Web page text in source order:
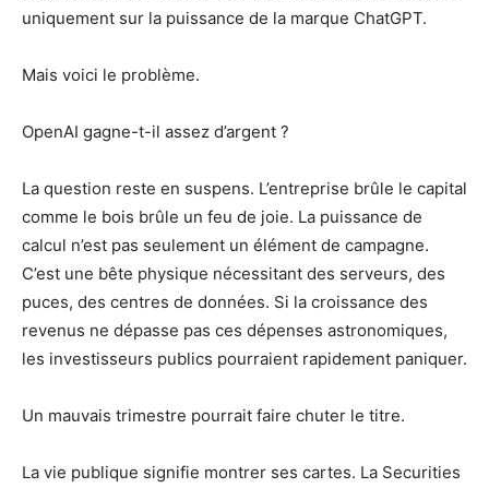
uniquement sur la puissance de la marque ChatGPT.
Mais voici le problème.
OpenAI gagne-t-il assez d’argent ?
La question reste en suspens. L’entreprise brûle le capital
comme le bois brûle un feu de joie. La puissance de
calcul n’est pas seulement un élément de campagne.
C’est une bête physique nécessitant des serveurs, des
puces, des centres de données. Si la croissance des
revenus ne dépasse pas ces dépenses astronomiques,
les investisseurs publics pourraient rapidement paniquer.
Un mauvais trimestre pourrait faire chuter le titre.
La vie publique signifie montrer ses cartes. La Securities